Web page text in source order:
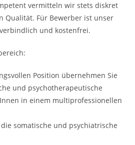
vermitteln wir stets diskret
Qualität. Für Bewerber ist unser
und kostenfrei.
Position übernehmen Sie
und psychotherapeutische
in einem multiprofessionellen
somatische und psychiatrische